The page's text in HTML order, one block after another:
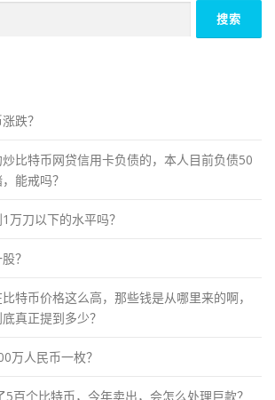
跌？
比特币网贷信用卡负债的，本人目前负债50
能戒吗？
万刀以下的水平吗？
？
特币价格这么高，那些钱是从哪里来的啊，
真正提到多少？
万人民币一枚？
百个比特币，今年卖出，会怎么处理巨款？